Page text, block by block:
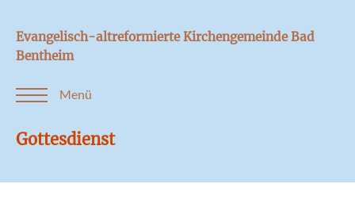
Evangelisch-altreformierte Kirchengemeinde Bad
Bentheim
Menü
Gottesdienst